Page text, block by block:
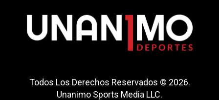
Todos Los Derechos Reservados © 2026.
Unanimo Sports Media LLC.